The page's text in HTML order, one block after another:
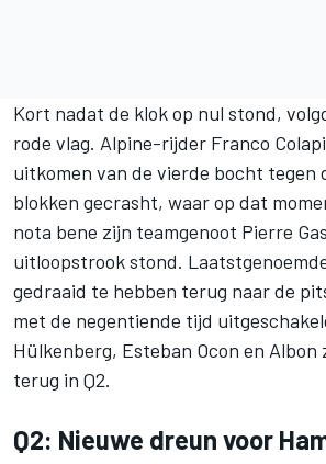
Kort nadat de klok op nul stond,
rode vlag. Alpine-rijder Franco
uitkomen van de vierde bocht tegen
blokken gecrasht, waar op dat
nota bene zijn teamgenoot Pierre
uitloopstrook stond.
gedraaid te hebben terug naar de
met de negentiende tijd
Hülkenberg, Esteban Ocon en Albon
terug in Q2.
Q2: Nieuwe dreun voor